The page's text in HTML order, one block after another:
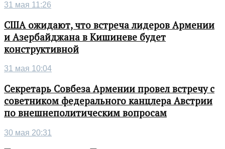
31 мая 11:26
США ожидают, что встреча лидеров Армении
и Азербайджана в Кишиневе будет
конструктивной
31 мая 10:04
Секретарь Совбеза Армении провел встречу с
советником федерального канцлера Австрии
по внешнеполитическим вопросам
30 мая 20:31